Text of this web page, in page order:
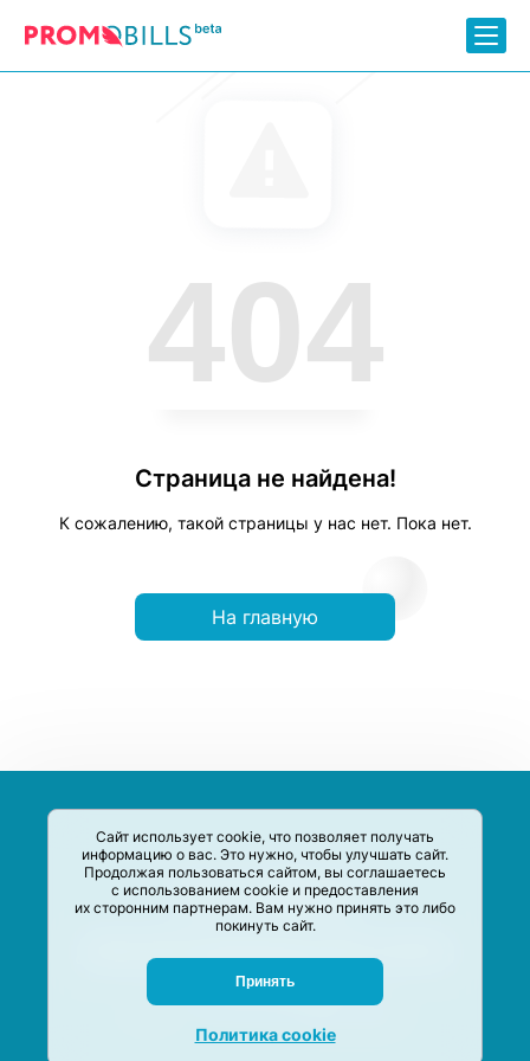
Сайт использует cookie, что позволяет получать
информацию о вас. Это нужно, чтобы улучшать сайт.
Продолжая пользоваться сайтом, вы соглашаетесь
с использованием cookie и предоставления
их сторонним партнерам. Вам нужно принять это либо
покинуть сайт.
Принять
Политика cookie
404
Страница не найдена!
К сожалению, такой страницы у нас нет. Пока нет.
На главную
систематизации акций и скидок на товары и услуги в РФ
Задать вопрос
© M-Social production 2020 –2026